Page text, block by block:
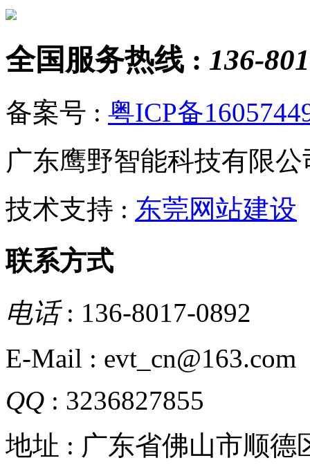
全国服务热线 : 136-
备案号 : 粤ICP备
广东鹰野智能科技有限
技术支持 : 东莞网站建设
联系方式
电话: 136-8017-0892
E-Mail : evt_cn@163.com
QQ : 3236827855
地址 : 广东省佛山市顺德